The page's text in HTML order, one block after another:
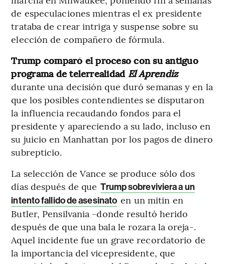
de especulaciones mientras el ex presidente
trataba de crear intriga y suspense sobre su
elección de compañero de fórmula.
Trump comparó el proceso con su antiguo
programa de telerrealidad El Aprendiz
durante una decisión que duró semanas y en la
que los posibles contendientes se disputaron
la influencia recaudando fondos para el
presidente y apareciendo a su lado, incluso en
su juicio en Manhattan por los pagos de dinero
subrepticio.
La selección de Vance se produce sólo dos
días después de que Trump sobreviviera a un
intento fallido de asesinato en un mitin en
Butler, Pensilvania -donde resultó herido
después de que una bala le rozara la oreja-.
Aquel incidente fue un grave recordatorio de
la importancia del vicepresidente, que